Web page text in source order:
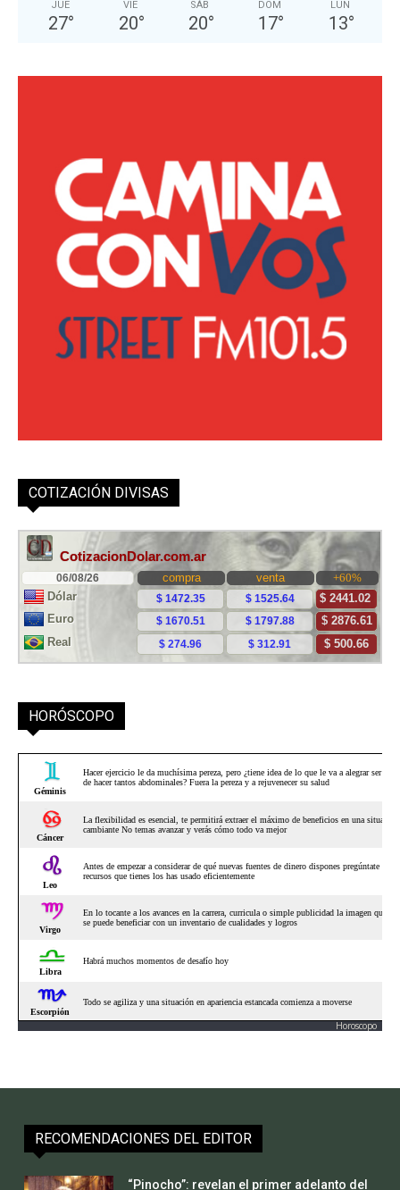
JUE
27°
VIE
20°
SÁB
20°
DOM
17°
LUN
13°
COTIZACIÓN DIVISAS
HORÓSCOPO
Horoscopo
RECOMENDACIONES DEL EDITOR
“Pinocho”: revelan el primer adelanto del